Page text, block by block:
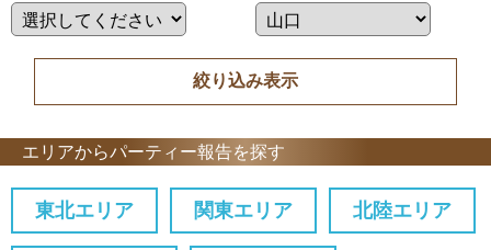
エリアからパーティー報告を探す
東北エリア 関東エリア 北陸エリア